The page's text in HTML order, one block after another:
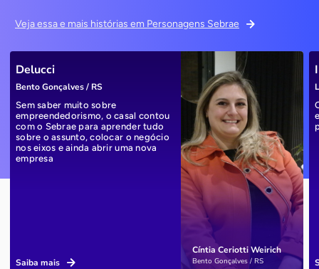
Veja essa e mais histórias em Personagens Sebrae
Cíntia Ceriotti Weirich
Bento Gonçalves / RS
Delucci
Bento Gonçalves / RS
Sem saber muito sobre
empreendedorismo, o casal contou
com o Sebrae para aprender tudo
sobre o assunto, colocar o negócio
nos eixos e ainda abrir uma nova
empresa
Saiba mais